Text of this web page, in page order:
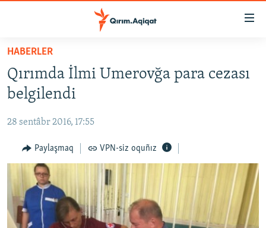
Esas
qaytmaq
Baş
navigatsiyağa
qaytmaq
qaytmaq
HABERLER
SİYASET
İQTİSADİYAT
CEMİYET
MEDENİYET
İNSAN AQLARI
VİDEO
SÜRET
HABERLER
Qırımda İlmi Umerovğa para cezası
belgilendi
28 sentâbr 2016, 17:55
Paylaşmaq VPN-siz oquñız